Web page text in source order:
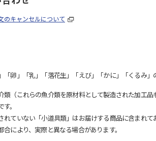
のキャンセルについて
「卵」「乳」「落花生」「えび」「かに」「くるみ
（これらの魚介類を原材料として製造された加工
。
ていない「小道具類」はお届けする商品に含まれて
により、実際と異なる場合があります。